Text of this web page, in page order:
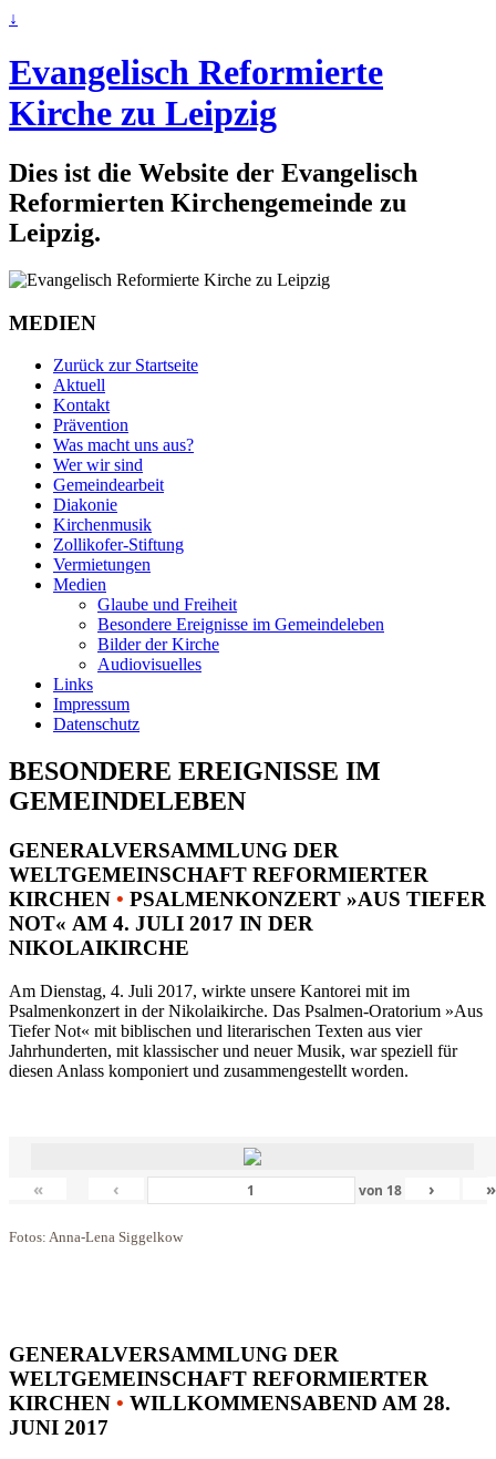
↓
Evangelisch Reformierte
Kirche zu Leipzig
Dies ist die Website der Evangelisch
Reformierten Kirchengemeinde zu
Leipzig.
MEDIEN
Zurück zur Startseite
Aktuell
Kontakt
Prävention
Was macht uns aus?
Wer wir sind
Gemeindearbeit
Diakonie
Kirchenmusik
Zollikofer-Stiftung
Vermietungen
Medien
Glaube und Freiheit
Besondere Ereignisse im Gemeindeleben
Bilder der Kirche
Audiovisuelles
Links
Impressum
Datenschutz
BESONDERE EREIGNISSE IM
GEMEINDELEBEN
GENERALVERSAMMLUNG DER
WELTGEMEINSCHAFT REFORMIERTER
KIRCHEN • PSALMENKONZERT »AUS TIEFER
NOT« AM 4. JULI 2017 IN DER
NIKOLAIKIRCHE
Am Dienstag, 4. Juli 2017, wirkte unsere Kantorei mit im
Psalmenkonzert in der Nikolaikirche. Das Psalmen-Oratorium »Aus
Tiefer Not« mit biblischen und literarischen Texten aus vier
Jahrhunderten, mit klassischer und neuer Musik, war speziell für
diesen Anlass komponiert und zusammengestellt worden.
« ‹ von 18 › »
Fotos: Anna-Lena Siggelkow
GENERALVERSAMMLUNG DER
WELTGEMEINSCHAFT REFORMIERTER
KIRCHEN • WILLKOMMENSABEND AM 28.
JUNI 2017